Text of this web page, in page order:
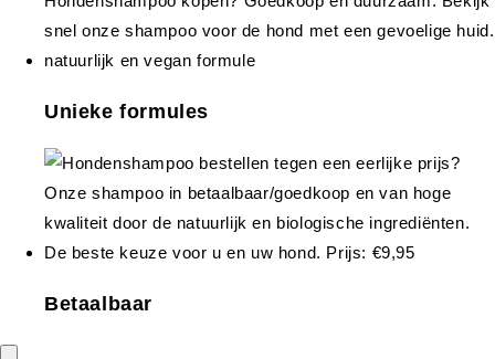
Unieke formules
Betaalbaar